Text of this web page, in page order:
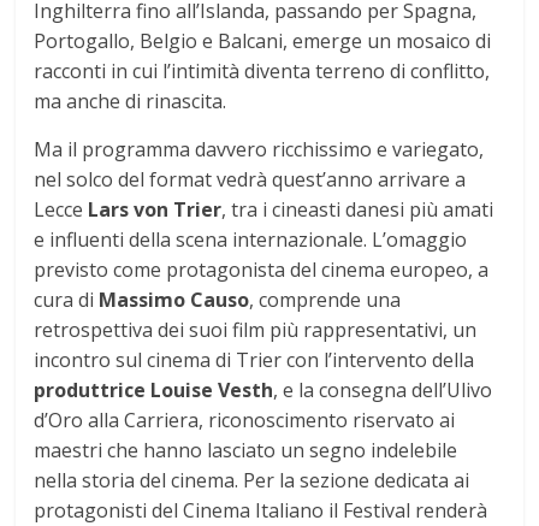
Inghilterra fino all’Islanda, passando per Spagna,
Portogallo, Belgio e Balcani, emerge un mosaico di
racconti in cui l’intimità diventa terreno di conflitto,
ma anche di rinascita.
Ma il programma davvero ricchissimo e variegato,
nel solco del format vedrà quest’anno arrivare a
Lecce Lars von Trier, tra i cineasti danesi più amati
e influenti della scena internazionale. L’omaggio
previsto come protagonista del cinema europeo, a
cura di Massimo Causo, comprende una
retrospettiva dei suoi film più rappresentativi, un
incontro sul cinema di Trier con l’intervento della
produttrice Louise Vesth, e la consegna dell’Ulivo
d’Oro alla Carriera, riconoscimento riservato ai
maestri che hanno lasciato un segno indelebile
nella storia del cinema. Per la sezione dedicata ai
protagonisti del Cinema Italiano il Festival renderà